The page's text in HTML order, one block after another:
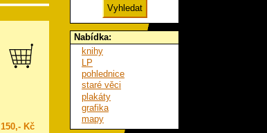
150,- Kč
Nabídka:
knihy
LP
pohlednice
staré věci
plakáty
grafika
mapy